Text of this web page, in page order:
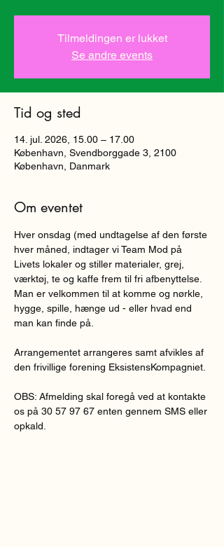
Tilmeldingen er lukket
Se andre events
Tid og sted
14. jul. 2026, 15.00 – 17.00
København, Svendborggade 3, 2100
København, Danmark
Om eventet
Hver onsdag (med undtagelse af den første
hver måned, indtager vi Team Mod på
Livets lokaler og stiller materialer, grej,
værktøj, te og kaffe frem til fri afbenyttelse.
Man er velkommen til at komme og nørkle,
hygge, spille, hænge ud - eller hvad end
man kan finde på.
Arrangementet arrangeres samt afvikles af
den frivillige forening EksistensKompagniet.
OBS: Afmelding skal foregå ved at kontakte
os på 30 57 97 67 enten gennem SMS eller
opkald.